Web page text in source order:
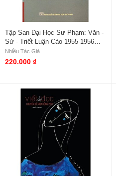
Tập San Đại Học Sư Phạm: Văn -
Sử - Triết Luận Cảo 1955-1956
(Bìa Cứng)
Nhiều Tác Giả
220.000 ₫